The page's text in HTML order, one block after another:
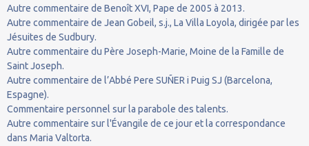
Autre commentaire de Benoît XVI, Pape de 2005 à 2013.
Autre commentaire de Jean Gobeil, s.j., La Villa Loyola, dirigée par les
Jésuites de Sudbury.
Autre commentaire du Père Joseph-Marie, Moine de la Famille de
Saint Joseph.
Autre commentaire de l’Abbé Pere SUÑER i Puig SJ (Barcelona,
Espagne).
Commentaire personnel sur la parabole des talents.
Autre commentaire sur l'Évangile de ce jour et la correspondance
dans Maria Valtorta.